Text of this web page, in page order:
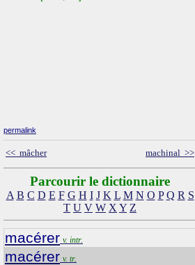
permalink
<< mâcher machinal >>
Parcourir le dictionnaire
A B C D E F G H I J K L M N O P Q R S
T U V W X Y Z
macérer v. intr.
macérer v. tr.